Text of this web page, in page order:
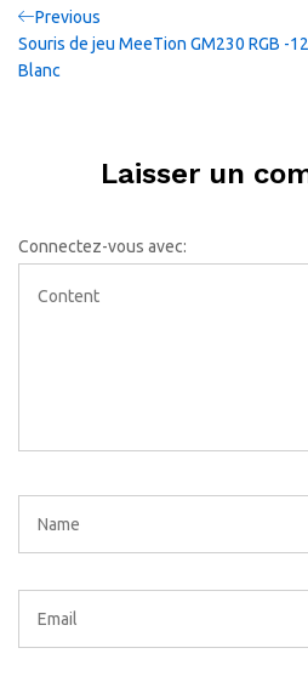
Navigation
de
Previous
Post
Previous
Souris de jeu MeeTion GM230 RGB -
Blanc
Laisser un
Connectez-vous avec: